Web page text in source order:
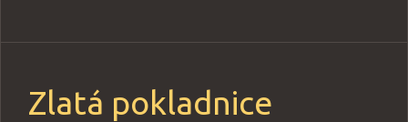
Skip
Zlatá pokladnice